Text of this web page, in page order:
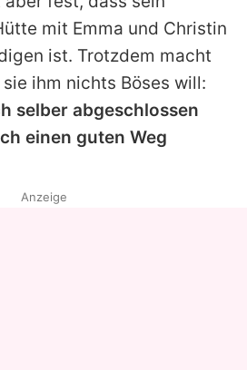
mit Emma und Christin
ist. Trotzdem macht
ihm nichts Böses will:
selber abgeschlossen
einen guten Weg
Anzeige